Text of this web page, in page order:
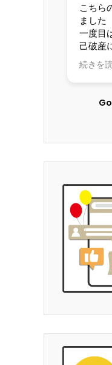
こちら
ました
一度目
己破産
事故の
状況を
弁護士
した
くし
きま
続きを